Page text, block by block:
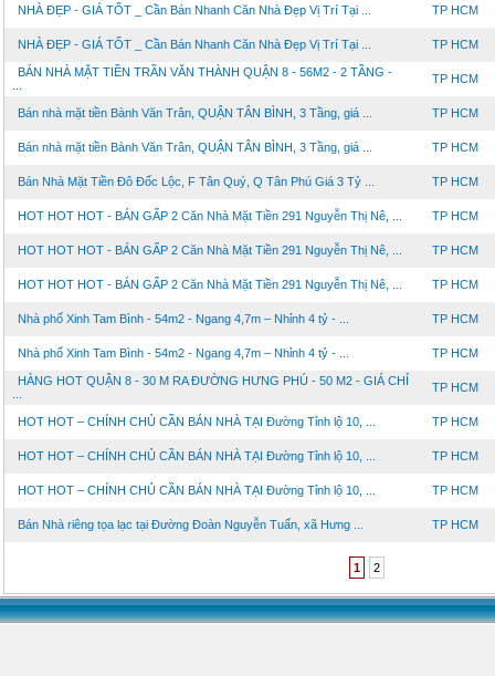
NHÀ ĐẸP - GIÁ TỐT _ Cần Bán Nhanh Căn Nhà Đẹp Vị Trí Tại ... TP HCM
NHÀ ĐẸP - GIÁ TỐT _ Cần Bán Nhanh Căn Nhà Đẹp Vị Trí Tại ... TP HCM
BÁN NHÀ MẶT TIỀN TRẦN VĂN THÀNH QUẬN 8 - 56M2 - 2 TẦNG -
TP HCM
Bán nhà mặt tiền Bành Văn Trân, QUẬN TÂN BÌNH, 3 Tầng, giá ... TP HCM
Bán nhà mặt tiền Bành Văn Trân, QUẬN TÂN BÌNH, 3 Tầng, giá ... TP HCM
Bán Nhà Mặt Tiền Đô Đốc Lộc, F Tân Quý, Q Tân Phú Giá 3 Tỷ ... TP HCM
HOT HOT HOT - BÁN GẤP 2 Căn Nhà Mặt Tiền 291 Nguyễn Thị Nê, ... TP HCM
HOT HOT HOT - BÁN GẤP 2 Căn Nhà Mặt Tiền 291 Nguyễn Thị Nê, ... TP HCM
HOT HOT HOT - BÁN GẤP 2 Căn Nhà Mặt Tiền 291 Nguyễn Thị Nê, ... TP HCM
Nhà phố Xinh Tam Bình - 54m2 - Ngang 4,7m – Nhỉnh 4 tỷ - ... TP HCM
Nhà phố Xinh Tam Bình - 54m2 - Ngang 4,7m – Nhỉnh 4 tỷ - ... TP HCM
HÀNG HOT QUẬN 8 - 30 M RA ĐƯỜNG HƯNG PHÚ - 50 M2 - GIÁ CHỈ
TP HCM
HOT HOT – CHÍNH CHỦ CẦN BÁN NHÀ TẠI Đường Tỉnh lộ 10, ... TP HCM
HOT HOT – CHÍNH CHỦ CẦN BÁN NHÀ TẠI Đường Tỉnh lộ 10, ... TP HCM
HOT HOT – CHÍNH CHỦ CẦN BÁN NHÀ TẠI Đường Tỉnh lộ 10, ... TP HCM
Bán Nhà riêng tọa lạc tại Đường Đoàn Nguyễn Tuấn, xã Hưng ... TP HCM
1 2